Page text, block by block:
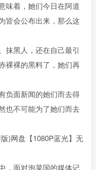
味着，她们今日在阿道
皆会公布出来，那么这
抹黑人，还在自己最引
裸裸的黑料了，她们再
负面新闻的她们而去得
也不可能为了她们而去
)网盘【1080P蓝光】无
，面对泡菜国的媒体记